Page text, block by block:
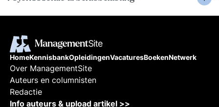
HomeKennisbankOpleidingenVacaturesBoekenNetwerk
Over ManagementSite
Auteurs en columnisten
Redactie
Info auteurs & upload artikel >>